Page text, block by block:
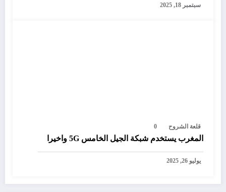
سبتمبر 18, 2025
قلعة الشروح 0
المغرب يستخدم شبكة الجيل الخامس 5G واخيرا
يوليو 26, 2025